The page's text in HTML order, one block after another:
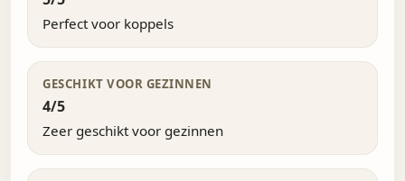
Perfect voor koppels
GESCHIKT VOOR GEZINNEN
4/5
Zeer geschikt voor gezinnen